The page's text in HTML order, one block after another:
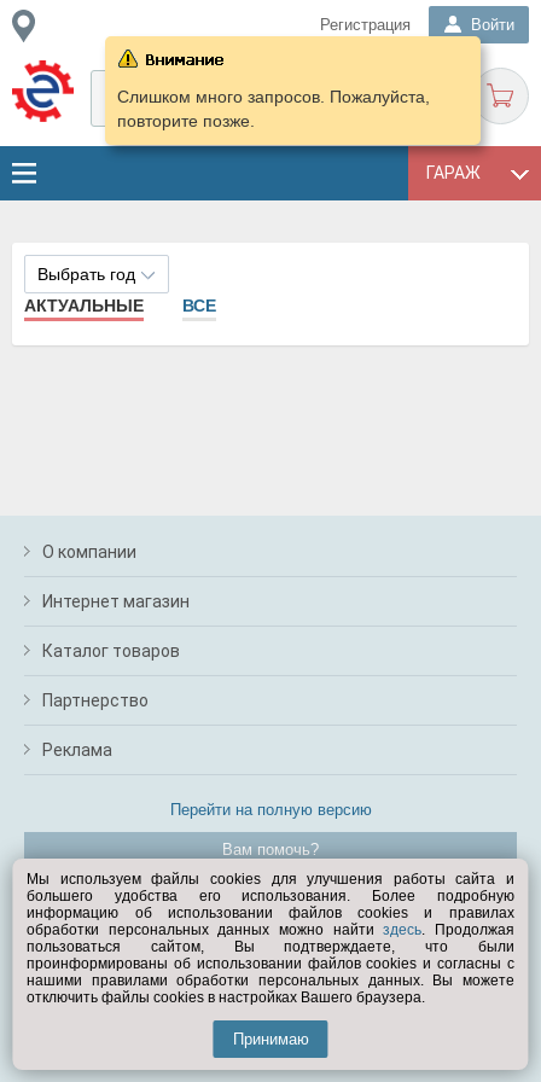
Регистрация Войти
ГАРАЖ
Слишком много запросов. Пожалуйста,
повторите позже.
Выбрать год
АКТУАЛЬНЫЕ
ВСЕ
О компании
Интернет магазин
Каталог товаров
Партнерство
Реклама
Перейти на полную версию
Вам помочь?
© Exist.ru 1998—2026
Мы используем файлы cookies для улучшения работы сайта и
большего удобства его использования. Более подробную
информацию об использовании файлов cookies и правилах
обработки персональных данных можно найтиздесь. Продолжая
пользоваться сайтом, Вы подтверждаете, что были
проинформированы об использовании файлов cookies и согласны с
нашими правилами обработки персональных данных. Вы можете
отключить файлы cookies в настройках Вашего браузера.
Принимаю